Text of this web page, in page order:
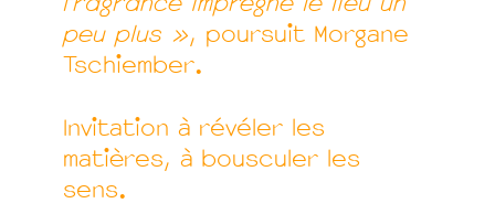
peu plus », poursuit Morgane
Tschiember.
Invitation à révéler les
matières, à bousculer les
sens.